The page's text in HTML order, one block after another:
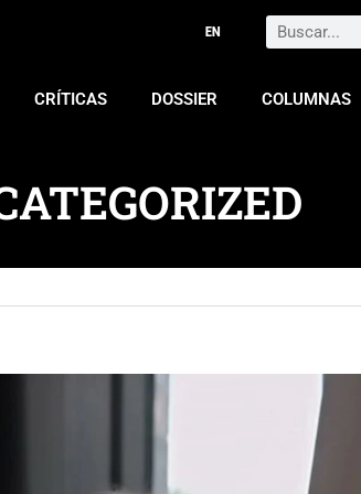
Search
CRÍTICAS DOSSIER COLUMNAS